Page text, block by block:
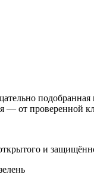
подобранная
— от проверенной
и